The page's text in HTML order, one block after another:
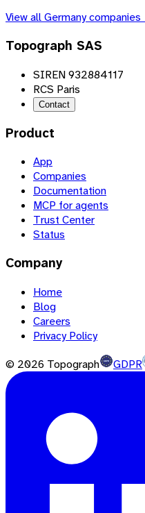
View allGermany
Topograph SAS
SIREN 932884117
RCS Paris
Contact
Product
App
Companies
Documentation
MCP for agents
Trust Center
Status
Company
Home
Blog
Careers
Privacy Policy
© 2026 Topograph GDPR